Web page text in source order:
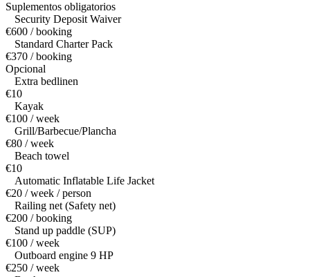
Suplementos obligatorios
Security Deposit Waiver
€600 / booking
Standard Charter Pack
€370 / booking
Opcional
Extra bedlinen
€10
Kayak
€100 / week
Grill/Barbecue/Plancha
€80 / week
Beach towel
€10
Automatic Inflatable Life Jacket
€20 / week / person
Railing net (Safety net)
€200 / booking
Stand up paddle (SUP)
€100 / week
Outboard engine 9 HP
€250 / week